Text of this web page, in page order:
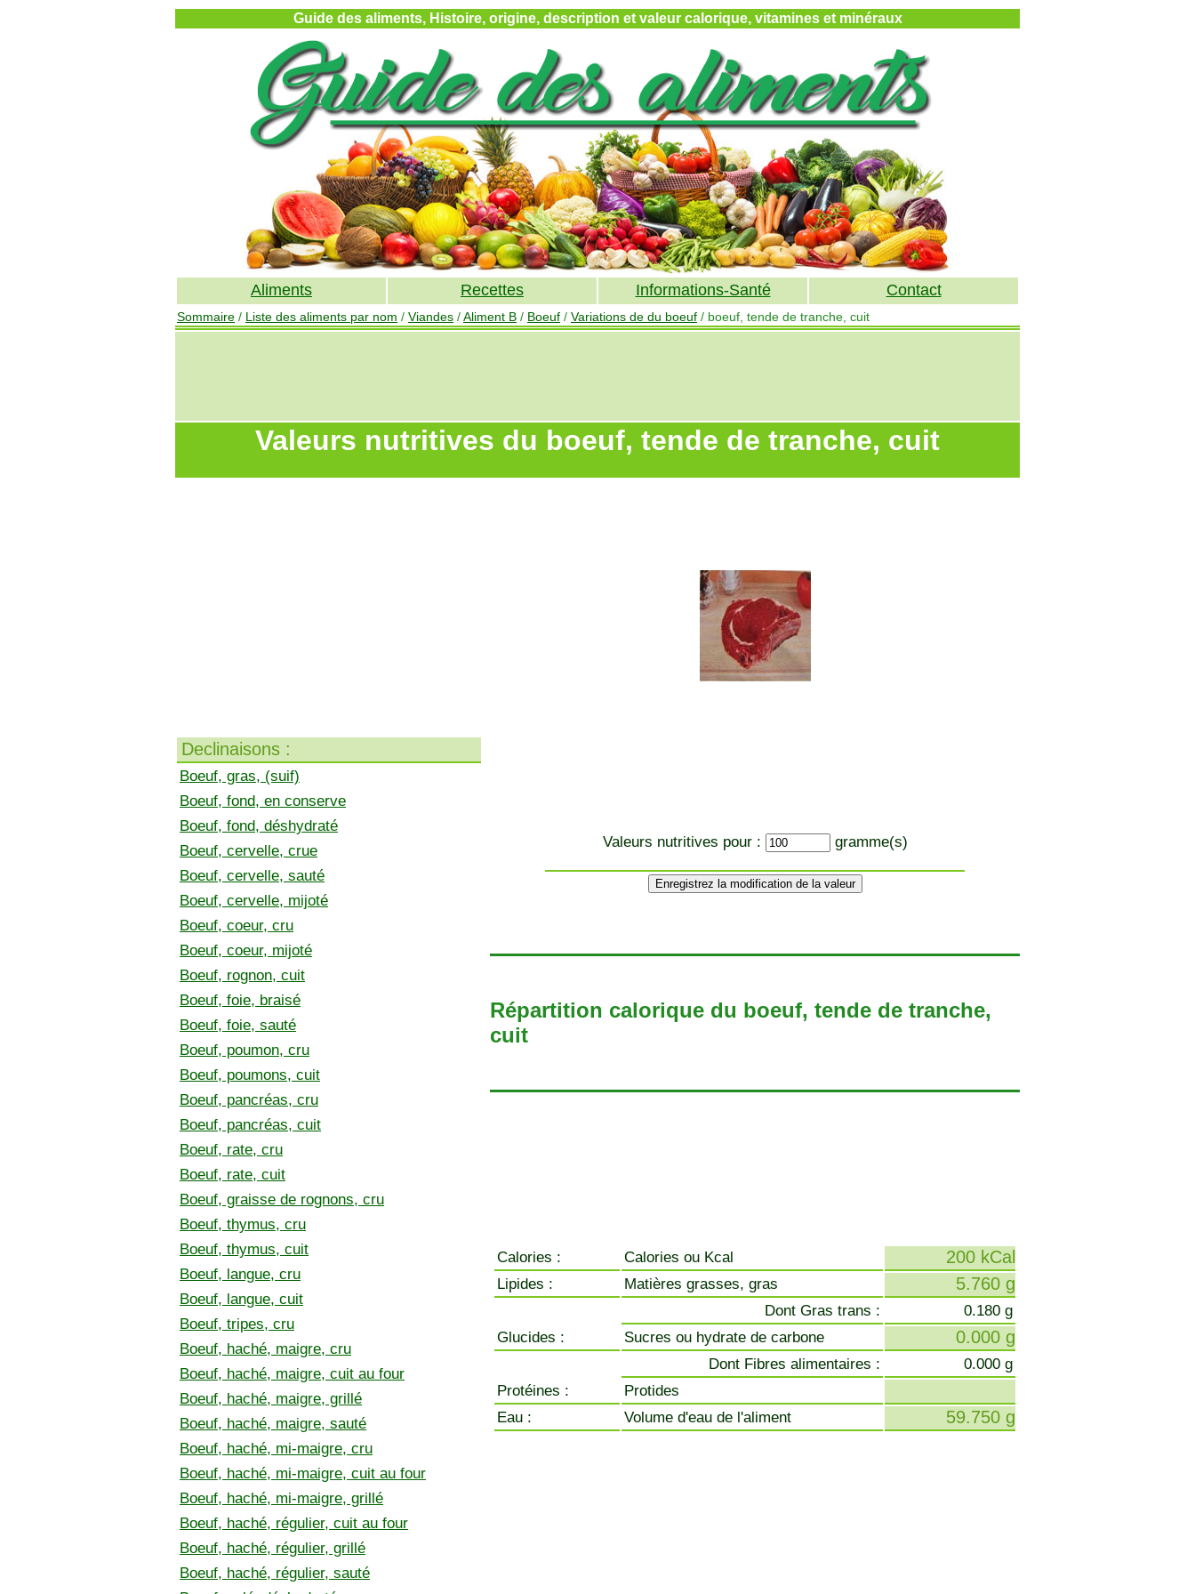
Guide des aliments, Histoire, origine, description et valeur calorique, vitamines et minéraux
Aliments Recettes Informations-Santé Contact
Sommaire / Liste des aliments par nom / Viandes /Aliment B / Boeuf / Variations de du boeuf / boeuf, tende de tranche, cuit
Valeurs nutritives du boeuf, tende de tranche, cuit
Declinaisons :
Boeuf, gras, (suif)
Boeuf, fond, en conserve
Boeuf, fond, déshydraté
Boeuf, cervelle, crue
Boeuf, cervelle, sauté
Boeuf, cervelle, mijoté
Boeuf, coeur, cru
Boeuf, coeur, mijoté
Boeuf, rognon, cuit
Boeuf, foie, braisé
Boeuf, foie, sauté
Boeuf, poumon, cru
Boeuf, poumons, cuit
Boeuf, pancréas, cru
Boeuf, pancréas, cuit
Boeuf, rate, cru
Boeuf, rate, cuit
Boeuf, graisse de rognons, cru
Boeuf, thymus, cru
Boeuf, thymus, cuit
Boeuf, langue, cru
Boeuf, langue, cuit
Boeuf, tripes, cru
Boeuf, haché, maigre, cru
Boeuf, haché, maigre, cuit au four
Boeuf, haché, maigre, grillé
Boeuf, haché, maigre, sauté
Boeuf, haché, mi-maigre, cru
Boeuf, haché, mi-maigre, cuit au four
Boeuf, haché, mi-maigre, grillé
Boeuf, haché, régulier, cuit au four
Boeuf, haché, régulier, grillé
Boeuf, haché, régulier, sauté
Valeurs nutritives pour : gramme(s)
Répartition calorique du boeuf, tende de tranche,
cuit
Calories : Calories ou Kcal 200 kCal
Lipides : Matières grasses, gras 5.760 g
Dont Gras trans :
0.180 g
Glucides :
Sucres ou hydrate de carbone 0.000 g
Dont Fibres alimentaires :
0.000 g
Protéines :
Protides
Eau :
Volume d'eau de l'aliment 59.750 g